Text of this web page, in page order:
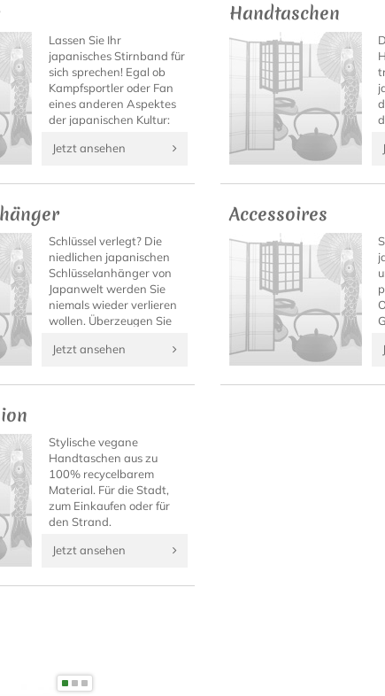
Lassen Sie Ihr
japanisches Stirnband für
sich sprechen! Egal ob
Kampfsportler oder Fan
eines anderen Aspektes
der japanischen Kultur:
bestimmt das Kanji-
Motto!
Jetzt ansehen
Handtaschen
Schlüssel verlegt? Die
niedlichen japanischen
Schlüsselanhänger von
Japanwelt werden Sie
niemals wieder verlieren
wollen. Überzeugen Sie
einzigartigen
Accessoires!
Jetzt ansehen
Accessoires
Stylische vegane
Handtaschen aus zu
100% recycelbarem
Material. Für die Stadt,
zum Einkaufen oder für
den Strand.
Jetzt ansehen